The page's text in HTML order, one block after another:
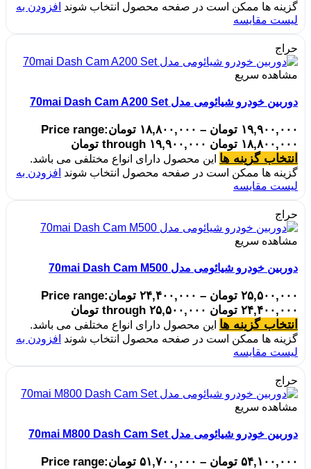
گزینه ها ممکن است در صفحه محصول انتخاب شوند افزودن به
لیست مقایسه
حراج
مشاهده سریع
دوربین خودرو شیائومی مدل 70mai Dash Cam A200 Set
۱۹,۹۰۰,۰۰۰ تومان – ۱۸,۸۰۰,۰۰۰ تومانPrice range:
۱۸,۸۰۰,۰۰۰ تومان through ۱۹,۹۰۰,۰۰۰ تومان
انتخاب گزینه ها این محصول دارای انواع مختلفی می باشد.
گزینه ها ممکن است در صفحه محصول انتخاب شوند افزودن به
لیست مقایسه
حراج
مشاهده سریع
دوربین خودرو شیائومی مدل 70mai Dash Cam M500
۲۵,۵۰۰,۰۰۰ تومان – ۲۴,۴۰۰,۰۰۰ تومانPrice range:
۲۴,۴۰۰,۰۰۰ تومان through ۲۵,۵۰۰,۰۰۰ تومان
انتخاب گزینه ها این محصول دارای انواع مختلفی می باشد.
گزینه ها ممکن است در صفحه محصول انتخاب شوند افزودن به
لیست مقایسه
حراج
مشاهده سریع
دوربین خودرو شیائومی مدل 70mai M800 Dash Cam Set
۵۴,۱۰۰,۰۰۰ تومان – ۵۱,۷۰۰,۰۰۰ تومانPrice range: